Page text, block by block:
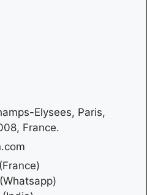
Elysees, Paris,
France.